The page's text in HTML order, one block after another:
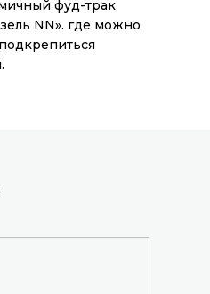
фуд-трак
NN». где можно
новости